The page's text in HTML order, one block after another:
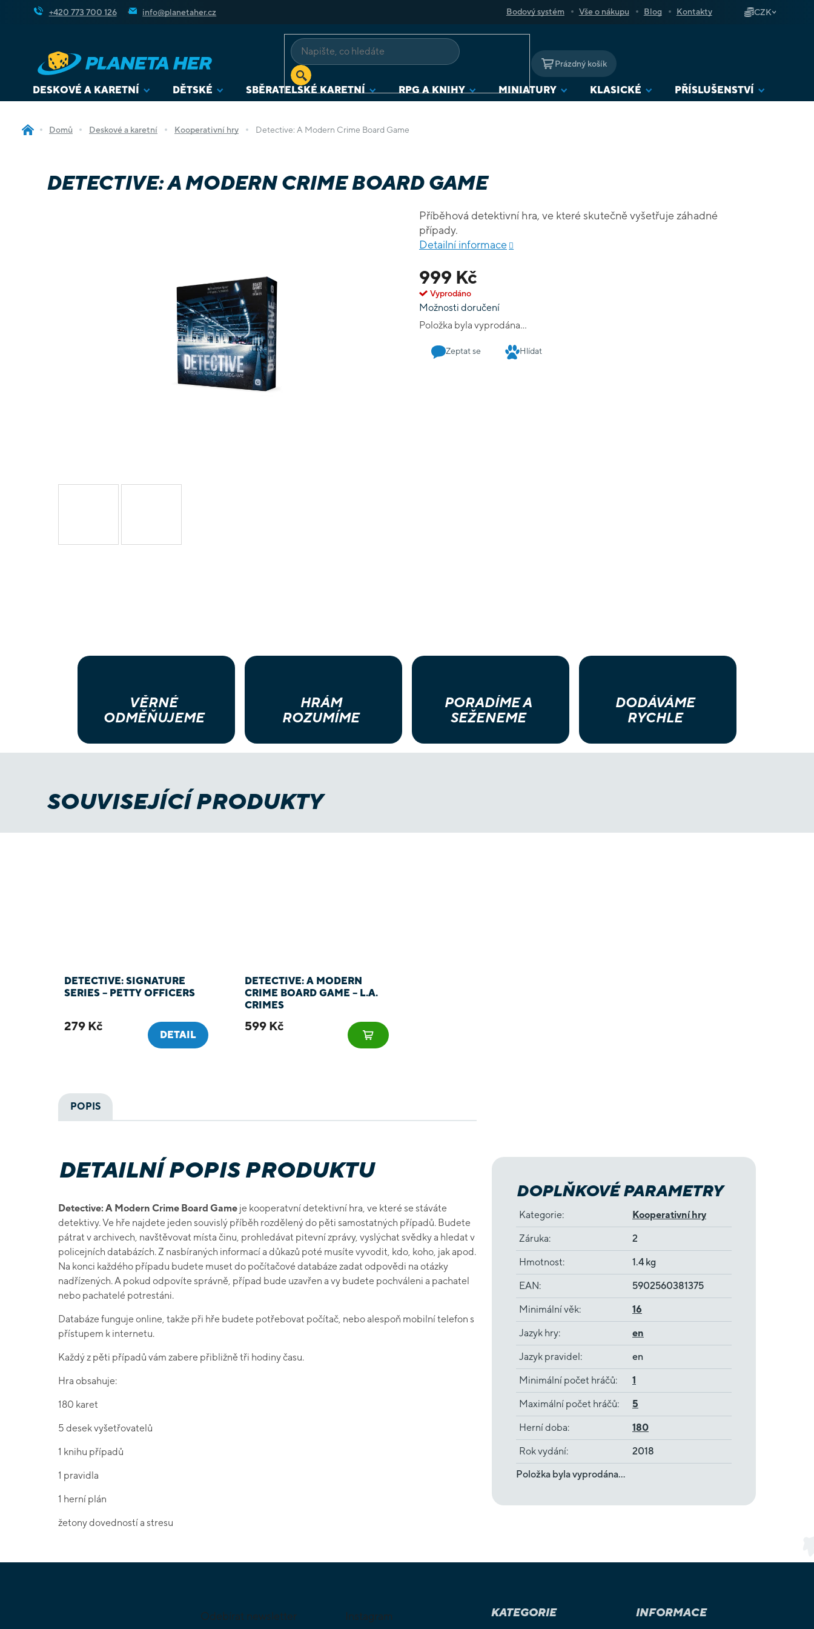
+420 773 700 126 info@planetaher.cz Bodový systém Vše o nákupu Blog Kontakty CZK
NÁKUPNÍ
KOŠÍK
Prázdný košík
DESKOVÉ A KARETNÍ DĚTSKÉ SBĚRATELSKÉ KARETNÍ RPG A KNIHY MINIATURY KLASICKÉ PŘÍSLUŠENSTVÍ
Domů Deskové a karetní Kooperativní hry Detective: A Modern Crime Board Game
DETECTIVE: A MODERN CRIME BOARD GAME
999 Kč
Vyprodáno
Možnosti doručení
Položka byla vyprodána…
Příběhová detektivní hra, ve které skutečně vyšetřuje záhadné
případy.
Detailní informace
Zeptat se Hlídat
VĚRNÉ
ODMĚŇUJEME
HRÁM
ROZUMÍME
PORADÍME A
SEŽENEME
DODÁVÁME
RYCHLE
SOUVISEJÍCÍ PRODUKTY
DETECTIVE: SIGNATURE
SERIES – PETTY OFFICERS
279 Kč
DETAIL
DETECTIVE: A MODERN
CRIME BOARD GAME – L.A.
CRIMES
599 Kč
POPIS
DETAILNÍ POPIS PRODUKTU
Detective: A Modern Crime Board Game je kooperatvní detektivní hra, ve které se stáváte
detektivy. Ve hře najdete jeden souvislý příběh rozdělený do pěti samostatných případů. Budete
pátrat v archivech, navštěvovat místa činu, prohledávat pitevní zprávy, vyslýchat svědky a hledat v
policejních databázích. Z nasbíraných informací a důkazů poté musíte vyvodit, kdo, koho, jak apod.
Na konci každého případu budete muset do počítačové databáze zadat odpovědi na otázky
nadřízených. A pokud odpovíte správně, případ bude uzavřen a vy budete pochváleni a pachatel
nebo pachatelé potrestáni.
Databáze funguje online, takže při hře budete potřebovat počítač, nebo alespoň mobilní telefon s
přístupem k internetu.
Každý z pěti případů vám zabere přibližně tři hodiny času.
Hra obsahuje:
180 karet
5 desek vyšetřovatelů
1 knihu případů
1 pravidla
1 herní plán
žetony dovedností a stresu
DOPLŇKOVÉ PARAMETRY
Kategorie: Kooperativní hry
Záruka: 2
Hmotnost: 1.4 kg
EAN: 5902560381375
Minimální věk: 16
Jazyk hry: en
Jazyk pravidel: en
Minimální počet hráčů: 1
Maximální počet hráčů: 5
Herní doba: 180
Rok vydání:
2018
Položka byla vyprodána…
Odebírat newsletter Instagram KATEGORIE INFORMACE